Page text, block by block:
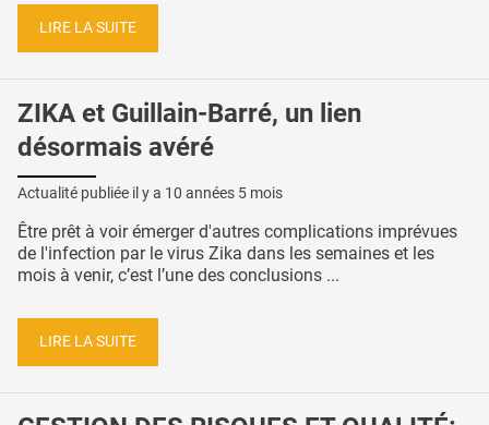
LIRE LA SUITE
ZIKA et Guillain-Barré, un lien
désormais avéré
Actualité publiée il y a 10 années 5 mois
Être prêt à voir émerger d'autres complications imprévues
de l'infection par le virus Zika dans les semaines et les
mois à venir, c’est l’une des conclusions ...
LIRE LA SUITE